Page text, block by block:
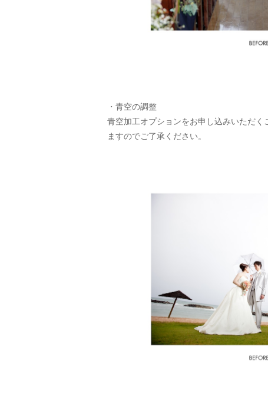
・青空の調整
青空加工オプションをお申し込みいただ
ますのでご了承ください。